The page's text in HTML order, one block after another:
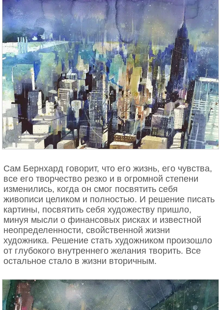
Сам Бернхард говорит, что его жизнь, его чувства,
все его творчество резко и в огромной степени
изменились, когда он смог посвятить себя
живописи целиком и полностью. И решение писать
картины, посвятить себя художеству пришло,
минуя мысли о финансовых рисках и известной
неопределенности, свойственной жизни
художника. Решение стать художником произошло
от глубокого внутреннего желания творить. Все
остальное стало в жизни вторичным.